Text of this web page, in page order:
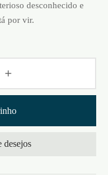
desconhecido e
por vir.
desejos